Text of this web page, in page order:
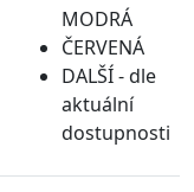
MODRÁ
ČERVENÁ
DALŠÍ - dle
aktuální
dostupnosti